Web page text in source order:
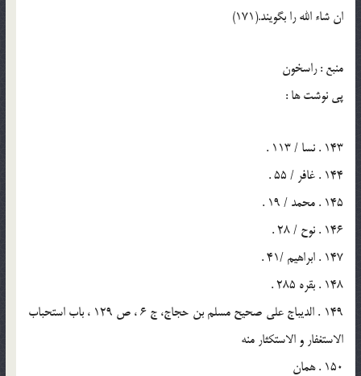
ان شاء الله را بگويند.(171)
منبع : راسخون
پي نوشت ها :
143 . نسا / 113 .
144 . غافر / 55 .
145 . محمد / 19 .
146 . نوح / 28 .
147 . ابراهيم /41 .
148 . بقره 285 .
149 . الديباج علي صحيح مسلم بن حجاج، ج 6 ، ص 129 ، باب استحباب
الاستغفار و الاستكثار منه
150 . همان